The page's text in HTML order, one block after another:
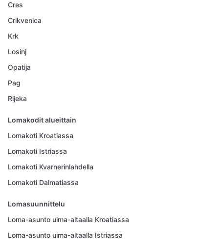
Cres
Crikvenica
Krk
Losinj
Opatija
Pag
Rijeka
Lomakodit alueittain
Lomakoti Kroatiassa
Lomakoti Istriassa
Lomakoti Kvarnerinlahdella
Lomakoti Dalmatiassa
Lomasuunnittelu
Loma-asunto uima-altaalla Kroatiassa
Loma-asunto uima-altaalla Istriassa